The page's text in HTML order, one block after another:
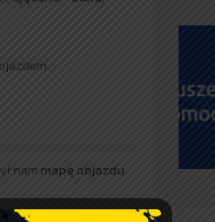
nam mapę objazdu